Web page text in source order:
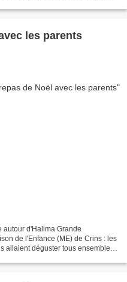
les parents
autour d'Halima Grande
de l'Enfance (ME) de Crins : les
allaient déguster tous ensemble,